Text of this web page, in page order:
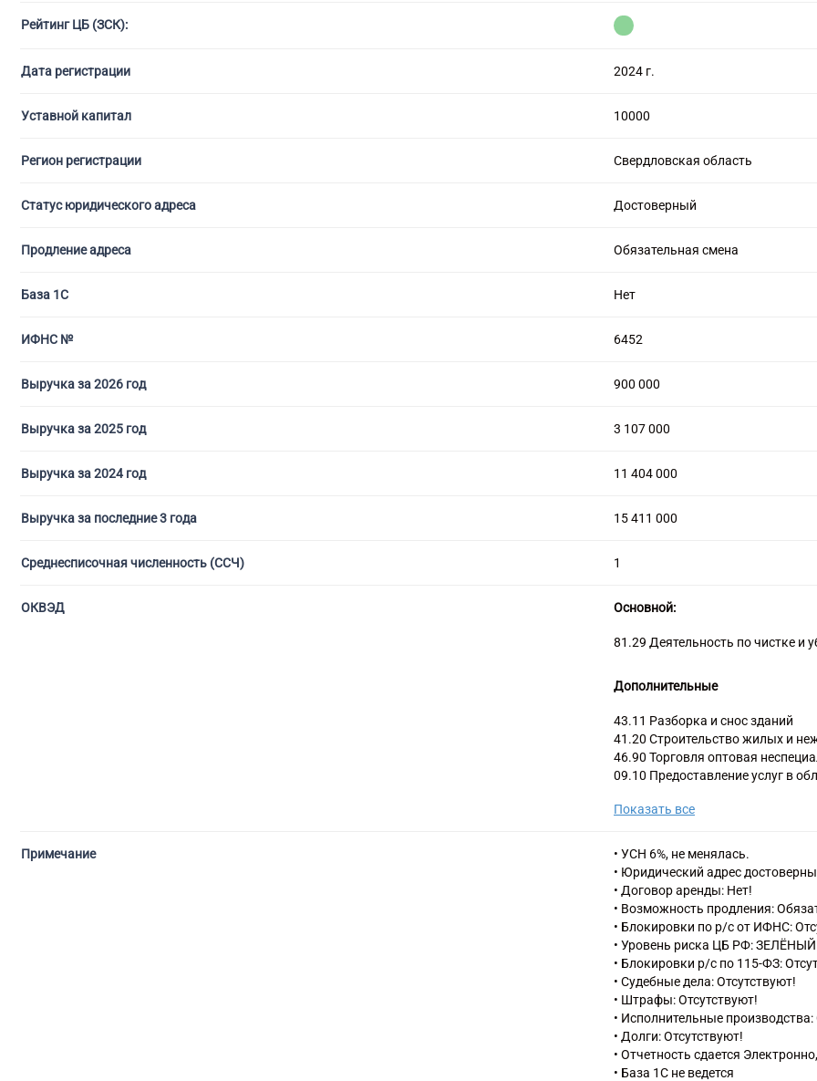
С лицензией на алмазную торговлю
Рейтинг ЦБ (ЗСК):
Дата регистрации 2024 г.
Уставной капитал 10000
Регион регистрации Свердловская область
Статус юридического адреса Достоверный
Продление адреса Обязательная смена
База 1С Нет
ИФНС № 6452
Выручка за 2026 год 900 000
Выручка за 2025 год 3 107 000
Выручка за 2024 год 11 404 000
Выручка за последние 3 года 15 411 000
Среднесписочная численность (ССЧ) 1
ОКВЭД Основной:
81.29 Деятельность по чистке и
Дополнительные
43.11 Разборка и снос зданий
41.20 Строительство жилых и
46.90 Торговля оптовая
09.10 Предоставление услуг в
33.11 Ремонт металлоизделий
37.00 Сбор и обработка сточных
38.11 Сбор неопасных отходов
38.12 Сбор опасных отходов
38.22 Обработка и утилизация
39.00 Предоставление услуг в
связанных с удалением отходов
41.10 Разработка строительных
43.12 Подготовка строительной
43.21 Производство
43.29 Производство прочих
43.39 Производство прочих
43.91 Производство кровельных
43.99 Работы строительные
Показать все
Примечание
• УСН 6%, не менялась.
• Юридический адрес
• Договор аренды: Нет!
• Возможность продления:
• Блокировки по р/с от ИФНС:
• Уровень риска ЦБ РФ: ЗЕЛЁНЫЙ
• Блокировки р/с по 115-ФЗ:
• Судебные дела: Отсутствуют!
• Штрафы: Отсутствуют!
• Исполнительные производства:
• Долги: Отсутствуют!
• Отчетность сдается
• База 1С не ведется